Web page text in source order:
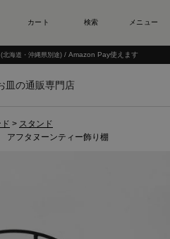
(北海道・沖縄県別途) / Amazon Pay使えます
皿の通販専門店
スタンド
フタヌーンティー飾り棚